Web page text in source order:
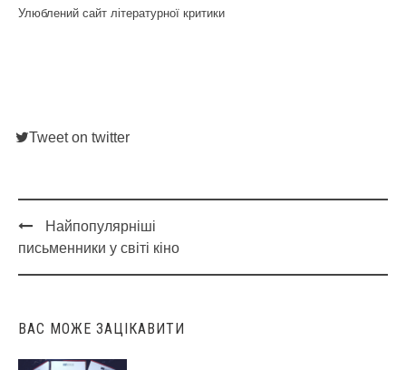
Улюблений сайт літературної критики
Tweet on twitter
Post
navigation
Найпопулярніші
письменники у світі кіно
ВАС МОЖЕ ЗАЦІКАВИТИ